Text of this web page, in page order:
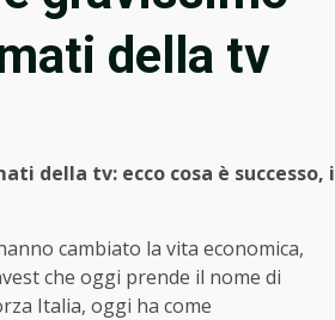
della tv
della tv: ecco cosa è successo, i
cambiato la vita economica,
che oggi prende il nome di
Italia, oggi ha come